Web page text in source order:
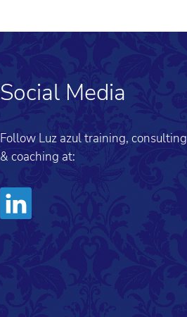
Social Media
Follow Luz azul training, consulting
& coaching at: